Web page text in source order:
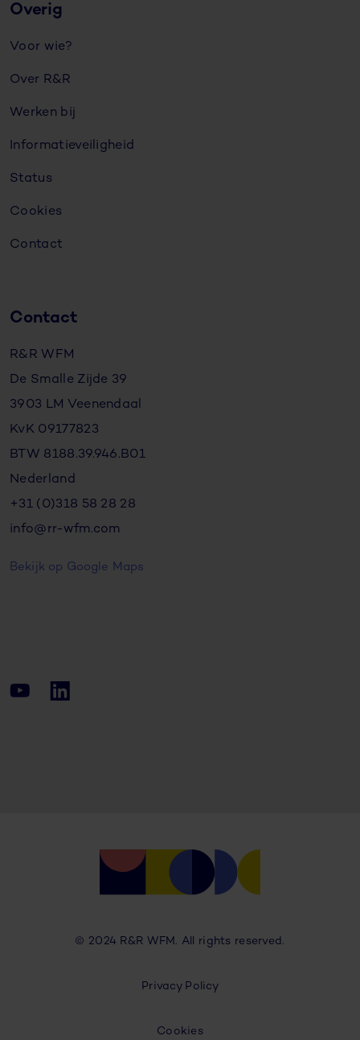
Overig
Voor wie?
Over R&R
Werken bij
Informatieveiligheid
Status
Cookies
Contact
Contact
R&R WFM
De Smalle Zijde 39
3903 LM Veenendaal
KvK 09177823
BTW 8188.39.946.B01
Nederland
+31 (0)318 58 28 28
info@rr-wfm.com
Bekijk op Google Maps
© 2024 R&R WFM. All rights reserved.
Privacy Policy
Cookies